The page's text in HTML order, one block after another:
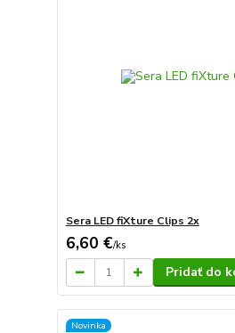
Sera LED fiXture Clips 2x
6,60 €/ks
Pridať do
Novinka